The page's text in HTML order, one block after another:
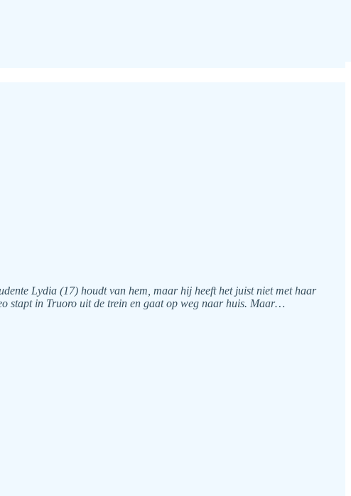
Lydia (17) houdt van hem, maar hij heeft het juist niet met haar
stapt in Truoro uit de trein en gaat op weg naar huis. Maar…